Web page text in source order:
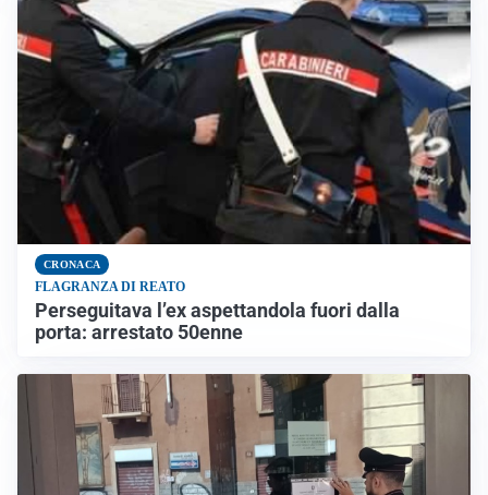
CRONACA
FLAGRANZA DI REATO
Perseguitava l’ex aspettandola fuori dalla
porta: arrestato 50enne